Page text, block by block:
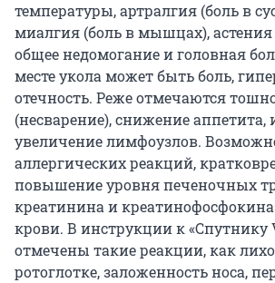
температуры, артралгия (боль в
миалгия (боль в мышцах), астения
общее недомогание и головная
месте укола может быть боль,
отечность. Реже отмечаются
(несварение), снижение аппетита,
увеличение лимфоузлов.
аллергических реакций,
повышение уровня печеночных
креатинина и
крови. В инструкции к «Спутнику
отмечены такие реакции, как
ротоглотке, заложенность носа,